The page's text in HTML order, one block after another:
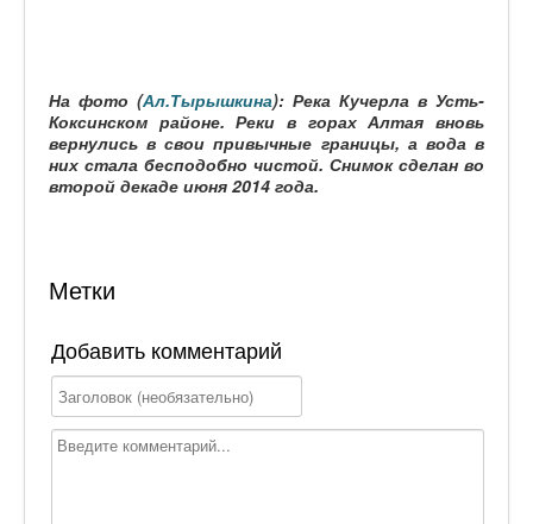
На фото (Ал.Тырышкина): Река Кучерла в Усть-
Коксинском районе. Реки в горах Алтая вновь
вернулись в свои привычные границы, а вода в
них стала бесподобно чистой. Снимок сделан во
второй декаде июня 2014 года.
Метки
Добавить комментарий